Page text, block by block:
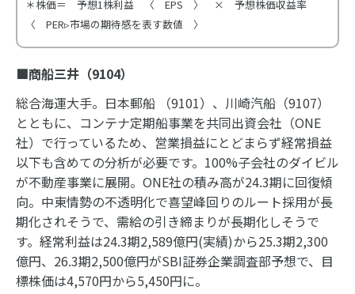
＊株価＝ 予想1株利益 〈 EPS 〉 × 予想株価収益率
〈 PER▹市場の期待感を表す数値 〉
■商船三井（9104）
総合海運大手。日本郵船 （9101）、川崎汽船（9107）
とともに、コンテナ定期船事業を共同出資会社（ONE
社）で行っているため、営業損益にとどまらず経常損益
以下も含めての分析が必要です。100%子会社のダイビル
が不動産事業に展開。ONE社の積み高が24.3期に回復傾
向。中東情勢の不透明化で喜望峰回りのルート採用が長
期化されそうで、需給の引き締まりが長期化しそうで
す。経常利益は24.3期2,589億円(実績)から25.3期2,300
億円、26.3期2,500億円がSBI証券企業調査部予想で、目
標株価は4,570円から5,450円に。